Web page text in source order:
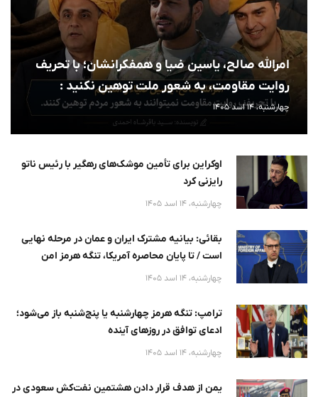
امرالله صالح، یاسین ضیا و همفکرانشان؛ با تحریف
روایت مقاومت، به شعور ملت توهین نکنید :
چهارشنبه، 14 اسد 1405
اوکراین برای تأمین موشک‌های رهگیر با رئیس ناتو
رایزنی کرد
چهارشنبه، 14 اسد 1405
بقائی: بیانیه مشترک ایران و عمان در مرحله نهایی
است / تا پایان محاصره آمریکا، تنگه هرمز امن
نخواهد
چهارشنبه، 14 اسد 1405
ترامپ: تنگه هرمز چهارشنبه یا پنج‌شنبه باز می‌شود؛
ادعای توافق در روزهای آینده
چهارشنبه، 14 اسد 1405
یمن از هدف قرار دادن هشتمین نفت‌کش سعودی در